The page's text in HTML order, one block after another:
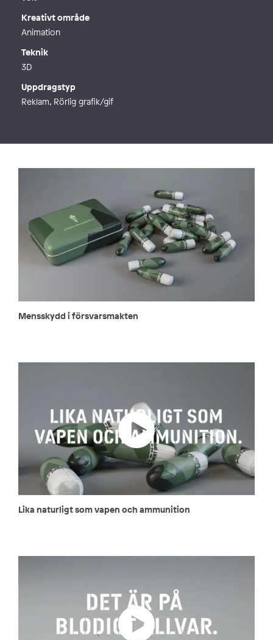
Kreativt område
Animation
Teknik
3D
Uppdragstyp
Reklam, Rörlig grafik/gif
Mensskydd i försvarsmakten
Lika naturligt som vapen och ammunition